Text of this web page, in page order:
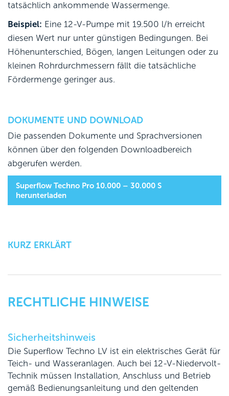
tatsächlich ankommende Wassermenge.
Beispiel: Eine 12-V-Pumpe mit 19.500 l/h erreicht
diesen Wert nur unter günstigen Bedingungen. Bei
Höhenunterschied, Bögen, langen Leitungen oder zu
kleinen Rohrdurchmessern fällt die tatsächliche
Fördermenge geringer aus.
DOKUMENTE UND DOWNLOAD
Die passenden Dokumente und Sprachversionen
können über den folgenden Downloadbereich
abgerufen werden.
Superflow Techno Pro 10.000 – 30.000 S
herunterladen
KURZ ERKLÄRT
RECHTLICHE HINWEISE
Sicherheitshinweis
Die Superflow Techno LV ist ein elektrisches Gerät für
Teich- und Wasseranlagen. Auch bei 12-V-Niedervolt-
Technik müssen Installation, Anschluss und Betrieb
gemäß Bedienungsanleitung und den geltenden